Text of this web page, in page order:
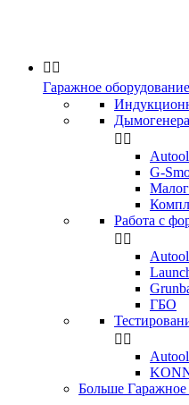
 
Гаражное оборудование
 
Аutool
G-
Работа с
 
Autool
ГБО
 
Autool
Больше Гаражное